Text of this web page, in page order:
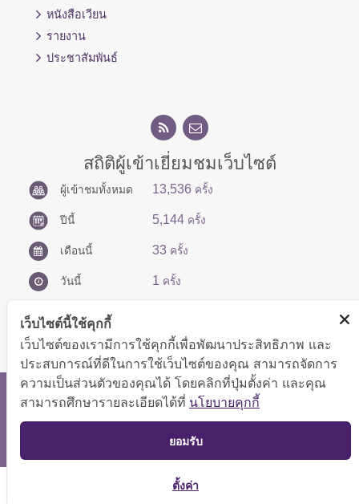
หนังสือเวียน
รายงาน
ประชาสัมพันธ์
สถิติผู้เข้าเยี่ยมชมเว็บไซต์
ผู้เข้าชมทั้งหมด 13,536 ครั้ง
ปีนี้ 5,144 ครั้ง
เดือนนี้ 33 ครั้ง
วันนี้ 1 ครั้ง
สงวนลิขสิทธิ์ © 2566 กองบริหารการคลัง
แสดงผลได้ดีที่ขนาดหน้าจอ 1024x768 pixel
แผนผังเว็บไซต์
TOP
เว็บไซต์นี้ใช้คุกกี้
เว็บไซต์ของเรามีการใช้คุกกี้เพื่อพัฒนาประสิทธิภาพ และ
ประสบการณ์ที่ดีในการใช้เว็บไซต์ของคุณ สามารถจัดการ
ความเป็นส่วนตัวของคุณได้ โดยคลิกที่ปุ่มตั้งค่า และคุณ
สามารถศึกษารายละเอียดได้ที่ นโยบายคุกกี้
ยอมรับ
ตั้งค่า